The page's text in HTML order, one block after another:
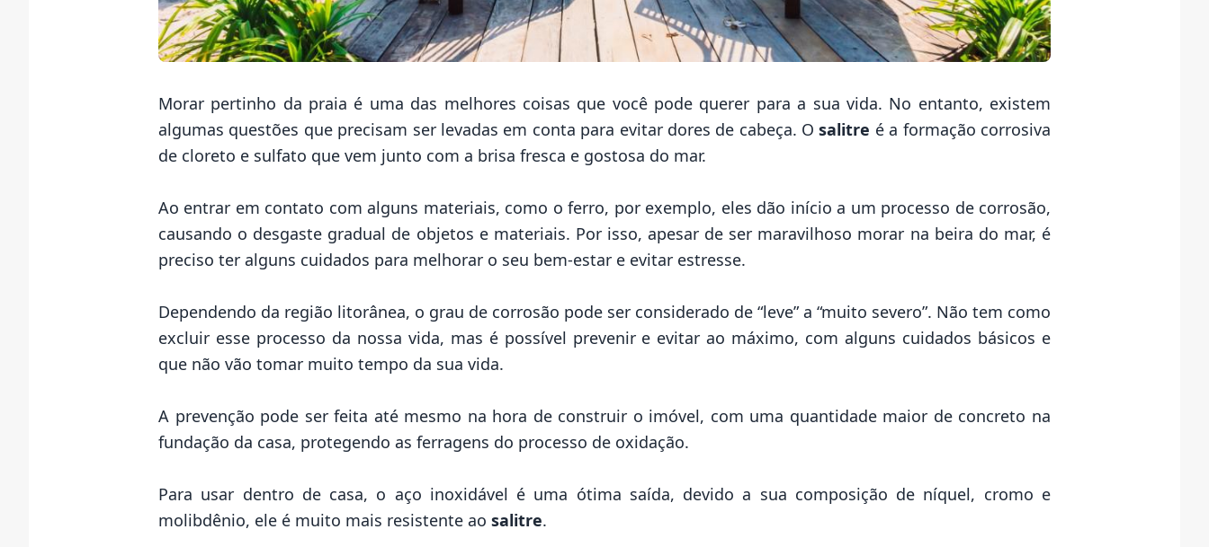
Morar pertinho da praia é uma das melhores coisas que você pode querer para a sua vida. No entanto, existem
algumas questões que precisam ser levadas em conta para evitar dores de cabeça. Osalitre é a formação corrosiva
de cloreto e sulfato que vem junto com a brisa fresca e gostosa do mar.
Ao entrar em contato com alguns materiais, como o ferro, por exemplo, eles dão início a um processo de corrosão,
causando o desgaste gradual de objetos e materiais. Por isso, apesar de ser maravilhoso morar na beira do mar, é
preciso ter alguns cuidados para melhorar o seu bem-estar e evitar estresse.
Dependendo da região litorânea, o grau de corrosão pode ser considerado de “leve” a “muito severo”. Não tem como
excluir esse processo da nossa vida, mas é possível prevenir e evitar ao máximo, com alguns cuidados básicos e
que não vão tomar muito tempo da sua vida.
A prevenção pode ser feita até mesmo na hora de construir o imóvel, com uma quantidade maior de concreto na
fundação da casa, protegendo as ferragens do processo de oxidação.
Para usar dentro de casa, o aço inoxidável é uma ótima saída, devido a sua composição de níquel, cromo e
molibdênio, ele é muito mais resistente ao salitre.